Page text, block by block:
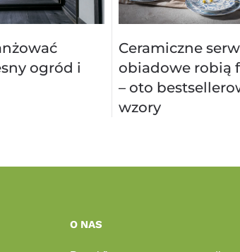
ogród i
Ceramiczne
obiadowe robią
– oto
wzory
O NAS